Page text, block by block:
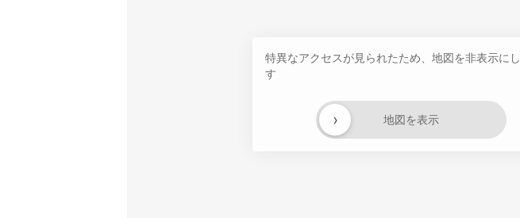
特異なアクセスが見られたため、地図を非表示に
す
地図を表示
›